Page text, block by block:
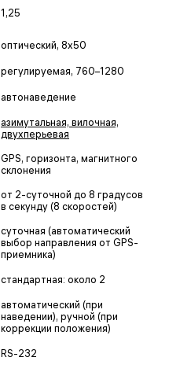
1,25
оптический, 8x50
регулируемая, 760–1280
автонаведение
азимутальная, вилочная,
двухперьевая
GPS, горизонта, магнитного
склонения
от 2-суточной до 8 градусов
в секунду (8 скоростей)
суточная (автоматический
выбор направления от GPS-
приемника)
стандартная: около 2
автоматический (при
наведении), ручной (при
коррекции положения)
RS-232